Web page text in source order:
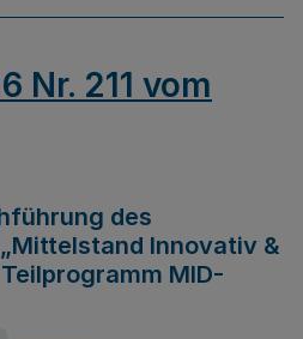
Nr. 211 vom
des
Innovativ &
MID-